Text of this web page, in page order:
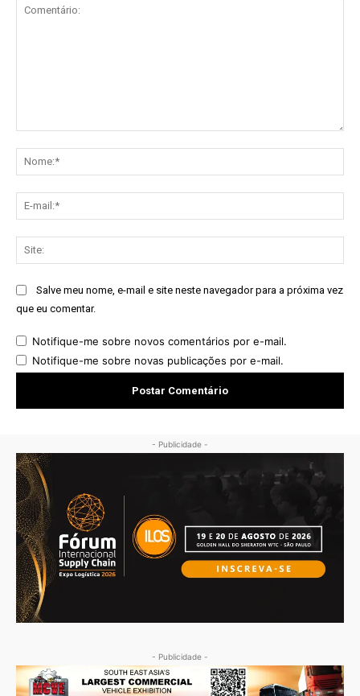
Salve meu nome, e-mail e site neste navegador para a próxima vez
que eu comentar.
Notifique-me sobre novos comentários por e-mail.
Notifique-me sobre novas publicações por e-mail.
- Publicidade -
- Publicidade -